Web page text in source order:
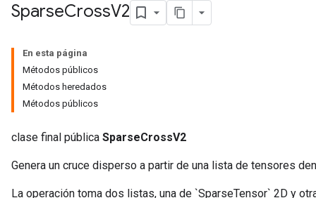
SparseCrossV2
En esta página
Métodos públicos
Métodos heredados
Métodos públicos
clase final pública SparseCrossV2
Genera un cruce disperso a partir de una lista de tensores
La operación toma dos listas, una de `SparseTensor` 2D y